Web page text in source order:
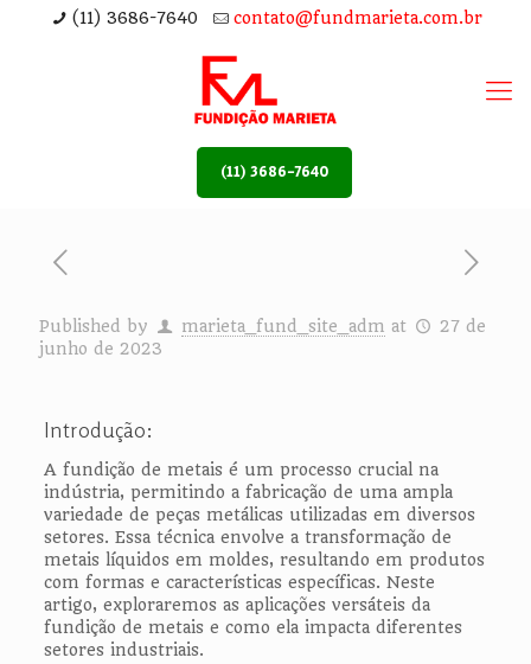
(11) 3686-7640 contato@fundmarieta.com.br
(11) 3686-7640
Published by marieta_fund_site_adm at
27 de
junho de 2023
Introdução:
A fundição de metais é um processo crucial na
indústria, permitindo a fabricação de uma ampla
variedade de peças metálicas utilizadas em diversos
setores. Essa técnica envolve a transformação de
metais líquidos em moldes, resultando em produtos
com formas e características específicas. Neste
artigo, exploraremos as aplicações versáteis da
fundição de metais e como ela impacta diferentes
setores industriais.